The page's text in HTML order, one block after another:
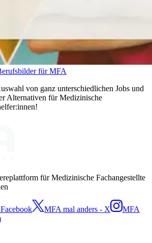
für MFA
von ganz unterschiedlichen Jobs und
Alternativen für Medizinische
für Medizinische Fachangestellte
MFA mal anders - X
MFA